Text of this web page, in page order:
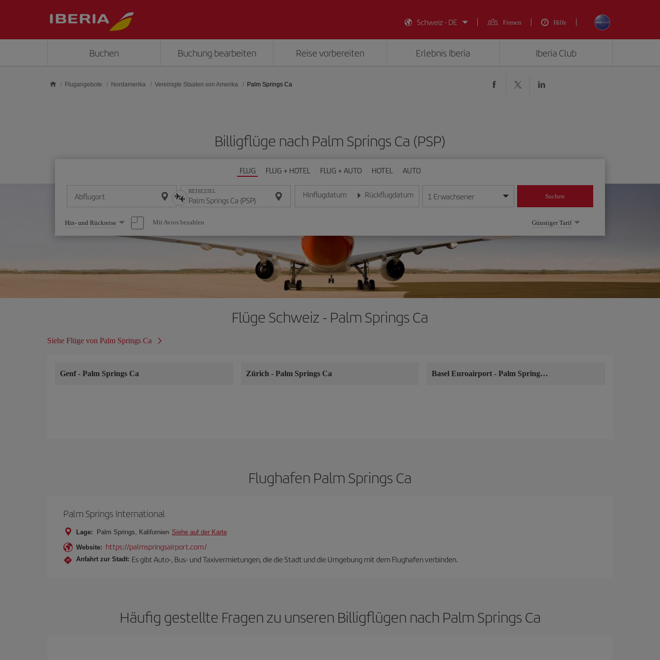
Schweiz - DE
Firmen Hilfe
Buchen Buchung bearbeiten Reise vorbereiten Erlebnis Iberia Iberia Club
Flugangebote Nordamerika Vereinigte Staaten von Amerika Palm Springs Ca
Billigflüge nach Palm Springs Ca (PSP)
FLUG FLUG + HOTEL FLUG + AUTO HOTEL AUTO
Abflugort REISEZIEL Hinflugdatum
Geben Sie das Datum im Format Tag/Monat/Jahr ein
Rückflugdatum
Geben Sie das Datum im Format Tag/Monat/Jahr ein
1 Erwachsener Suchen
Wählen
Sie
eine
Hin- und Rückreise Mit Avios bezahlen Günstiger Tarif
Flüge Schweiz - Palm Springs Ca
Siehe Flüge von Palm Springs Ca
Genf- Palm Springs Ca Zürich - Palm Springs Ca Basel Euroairport-Palm Springs Ca
Flughafen Palm Springs Ca
Palm Springs International
Lage: Palm Springs, Kalifornien Siehe auf der Karte
Website: https://palmspringsairport.com/
Anfahrt zur Stadt: Es gibt Auto-, Bus- und Taxivermietungen, die die Stadt und die Umgebung mit dem Flughafen verbinden.
Häufig gestellte Fragen zu unseren Billigflügen nach Palm Springs Ca